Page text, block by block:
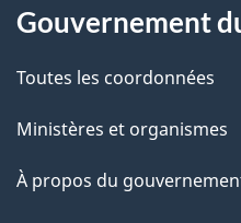
e
p
a
Gouvernement
Toutes les coordonnées
Ministères et organismes
À propos du